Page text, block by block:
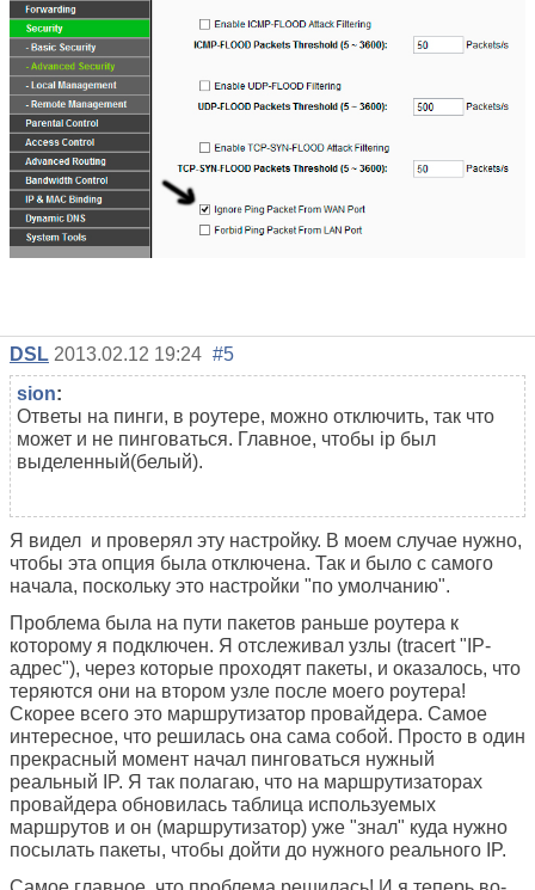
DSL 2013.02.12 19:24 #5
sion:
Ответы на пинги, в роутере, можно отключить, так что
может и не пинговаться. Главное, чтобы ip был
выделенный(белый).
Я видел и проверял эту настройку. В моем случае нужно,
чтобы эта опция была отключена. Так и было с самого
начала, поскольку это настройки "по умолчанию".
Проблема была на пути пакетов раньше роутера к
которому я подключен. Я отслеживал узлы (tracert "IP-
адрес"), через которые проходят пакеты, и оказалось, что
теряются они на втором узле после моего роутера!
Скорее всего это маршрутизатор провайдера. Самое
интересное, что решилась она сама собой. Просто в один
прекрасный момент начал пинговаться нужный
реальный IP. Я так полагаю, что на маршрутизаторах
провайдера обновилась таблица используемых
маршрутов и он (маршрутизатор) уже "знал" куда нужно
посылать пакеты, чтобы дойти до нужного реального IP.